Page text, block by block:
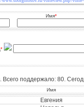
Имя*
*
Всего поддержало: 80.
Имя
Евгения